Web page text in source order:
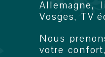
Allemagne,
Vosges, TV
Nous
votre